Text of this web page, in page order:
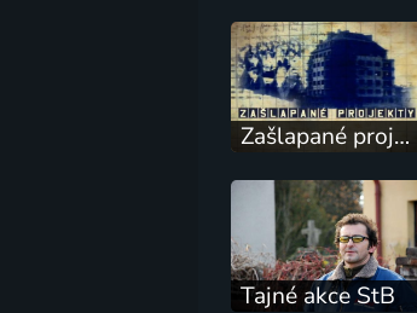
Zašlapané projekty
Tajné akce StB